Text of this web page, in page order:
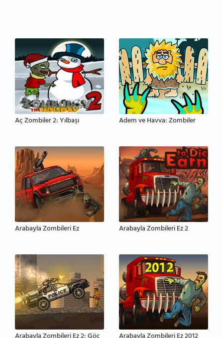
Aç Zombiler 2: Yılbaşı Adem ve Havva: Zombiler
Arabayla Zombileri Ez Arabayla Zombileri Ez 2